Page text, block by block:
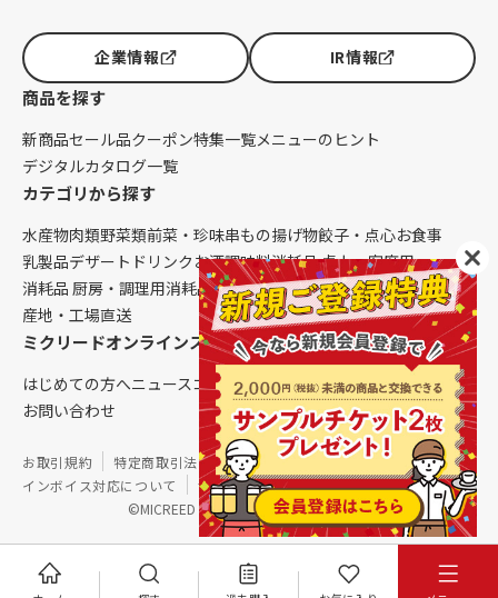
企業情報 IR情報
商品を探す
新商品セール品クーポン特集一覧メニューのヒント
デジタルカタログ一覧
カテゴリから探す
水産物肉類野菜類前菜・珍味串もの揚げ物餃子・点心お食事
乳製品デザート ドリンク お酒調味料消耗品 卓上・客席用
消耗品 厨房・調理用消耗品 クレンリネス生鮮品（配送便限定）
産地・工場直送
ミクリードオンラインストアについて
はじめての方へニュースコラムご利用ガイド会社概要
お問い合わせ
©MICREED CO.,LTD. All Rights Reserved.
お取引規約 特定商取引法に基づく表記
個人情報保護方針
インボイス対応について
サイトマップ